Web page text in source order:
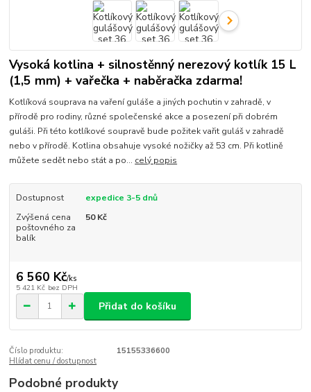
Vysoká kotlina + silnostěnný nerezový kotlík 15 L
(1,5 mm) + vařečka + naběračka zdarma!
Kotlíková souprava na vaření guláše a jiných pochutin v zahradě, v
přírodě pro rodiny, různé společenské akce a posezení při dobrém
guláši. Při této kotlíkové soupravě bude požitek vařit guláš v zahradě
nebo v přírodě. Kotlina obsahuje vysoké nožičky až 53 cm. Při kotlině
můžete sedět nebo stát a po... celý popis
Dostupnost
expedice 3-5 dnů
Zvýšená cena
poštovného za
balík
50 Kč
6 560 Kč/ks
5 421 Kč bez DPH
Přidat do košíku
Číslo produktu:
15155336600
Hlídat cenu / dostupnost
Podobné produkty